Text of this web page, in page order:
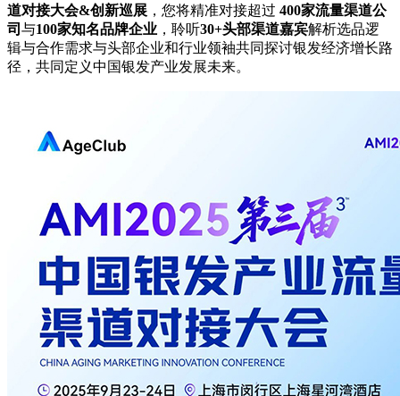
道对接大会&创新巡展 ，您将精准对接超过 400家流量渠道公
司 与100家知名品牌企业 ，聆听30+头部渠道嘉宾解析选品逻
辑与合作需求与头部企业和行业领袖共同探讨银发经济增长路
径，共同定义中国银发产业发展未来。